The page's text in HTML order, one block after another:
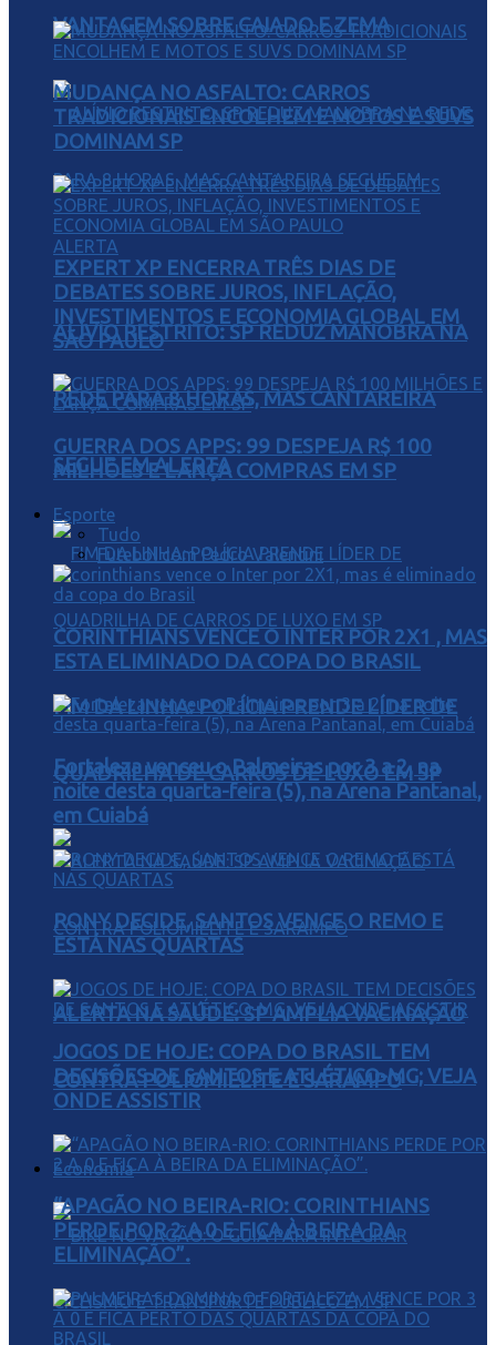
VANTAGEM SOBRE CAIADO E ZEMA
ALÍVIO RESTRITO: SP REDUZ MANOBRA NA
REDE PARA 8 HORAS, MAS CANTAREIRA
SEGUE EM ALERTA
FIM DA LINHA: POLÍCIA PRENDE LÍDER DE
QUADRILHA DE CARROS DE LUXO EM SP
ALERTA NA SAÚDE: SP AMPLIA VACINAÇÃO
CONTRA POLIOMIELITE E SARAMPO
Economia
MUDANÇA NO ASFALTO: CARROS
TRADICIONAIS ENCOLHEM E MOTOS E SUVS
DOMINAM SP
EXPERT XP ENCERRA TRÊS DIAS DE
DEBATES SOBRE JUROS, INFLAÇÃO,
INVESTIMENTOS E ECONOMIA GLOBAL EM
SÃO PAULO
GUERRA DOS APPS: 99 DESPEJA R$ 100
MILHÕES E LANÇA COMPRAS EM SP
Esporte
Tudo
Futebol com Pedro Valentini
CORINTHIANS VENCE O INTER POR 2X1 , MAS
ESTA ELIMINADO DA COPA DO BRASIL
Fortaleza venceu o Palmeiras por 3 a 2, na
noite desta quarta-feira (5), na Arena Pantanal,
em Cuiabá
RONY DECIDE, SANTOS VENCE O REMO E
ESTÁ NAS QUARTAS
JOGOS DE HOJE: COPA DO BRASIL TEM
DECISÕES DE SANTOS E ATLÉTICO-MG; VEJA
ONDE ASSISTIR
“APAGÃO NO BEIRA-RIO: CORINTHIANS
PERDE POR 2 A 0 E FICA À BEIRA DA
ELIMINAÇÃO”.